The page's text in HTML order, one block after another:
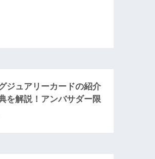
ジュアリーカードの紹介
を解説！アンバサダー限